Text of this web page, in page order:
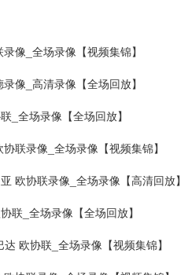
像_全场录像【视频集锦】
像_高清录像【全场回放】
_全场录像【全场回放】
联录像_全场录像【视频集锦】
欧协联录像_全场录像【高清回放
联_全场录像【全场回放】
欧协联_全场录像【视频集锦】